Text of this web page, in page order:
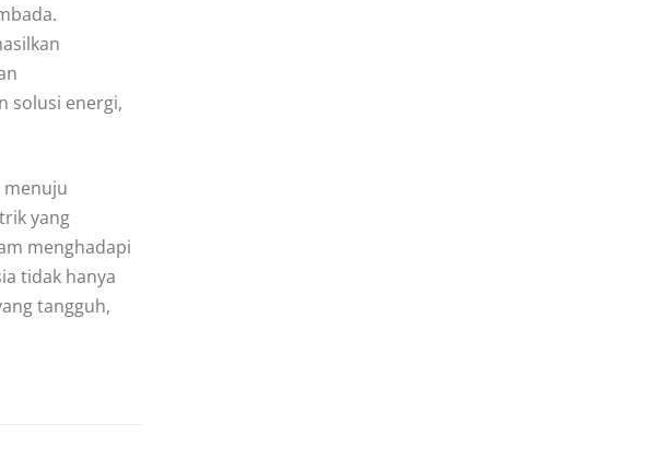
solusi energi,
menuju
yang
menghadapi
tidak hanya
tangguh,